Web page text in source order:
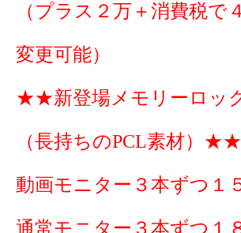
（プラス２万＋消費税で
変更可能）
★★新登場メモリーロッ
（長持ちのPCL素材）★★
動画モニター３本ずつ１
通常モニター３本ずつ１